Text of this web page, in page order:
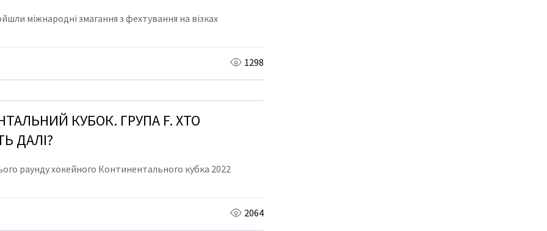
міжнародні змагання з фехтування на візках
1298
КУБОК. ГРУПА F. ХТО
ДАЛІ?
раунду хокейного Континентального кубка 2022
2064